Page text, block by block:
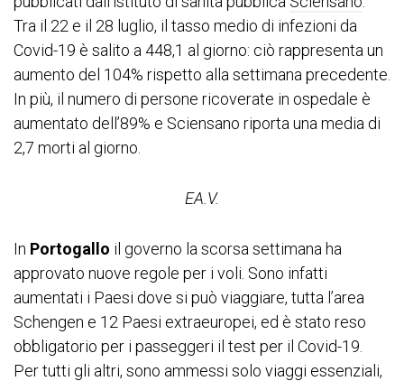
Tra il 22 e il 28 luglio, il tasso medio di infezioni da
Covid-19 è salito a 448,1 al giorno: ciò rappresenta un
aumento del 104% rispetto alla settimana precedente.
In più, il numero di persone ricoverate in ospedale è
aumentato dell’89% e Sciensano riporta una media di
2,7 morti al giorno.
EA.V.
In Portogallo il governo la scorsa settimana ha
approvato nuove regole per i voli. Sono infatti
aumentati i Paesi dove si può viaggiare, tutta l’area
Schengen e 12 Paesi extraeuropei, ed è stato reso
obbligatorio per i passeggeri il test per il Covid-19.
Per tutti gli altri, sono ammessi solo viaggi essenziali,